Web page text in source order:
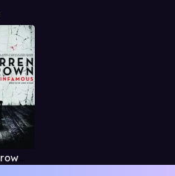
Derren Brown: Infamous